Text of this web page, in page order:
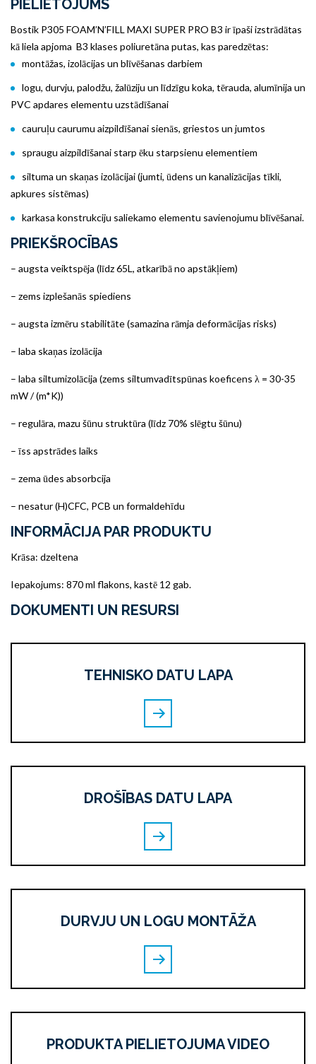
PIELIETOJUMS
Bostik P305 FOAM’N’FILL MAXI SUPER PRO B3 ir īpaši izstrādātas
kā liela apjoma B3 klases poliuretāna putas, kas paredzētas:
montāžas, izolācijas un blīvēšanas darbiem
logu, durvju, palodžu, žalūziju un līdzīgu koka, tērauda, alumīnija un
PVC apdares elementu uzstādīšanai
cauruļu caurumu aizpildīšanai sienās, griestos un jumtos
spraugu aizpildīšanai starp ēku starpsienu elementiem
siltuma un skaņas izolācijai (jumti, ūdens un kanalizācijas tīkli,
apkures sistēmas)
karkasa konstrukciju saliekamo elementu savienojumu blīvēšanai.
PRIEKŠROCĪBAS
– augsta veiktspēja (līdz 65L, atkarībā no apstākļiem)
– zems izplešanās spiediens
– augsta izmēru stabilitāte (samazina rāmja deformācijas risks)
– laba skaņas izolācija
– laba siltumizolācija (zems siltumvadītspūnas koeficens λ = 30-35
mW / (m*K))
– regulāra, mazu šūnu struktūra (līdz 70% slēgtu šūnu)
– īss apstrādes laiks
– zema ūdes absorbcija
– nesatur (H)CFC, PCB un formaldehīdu
INFORMĀCIJA PAR PRODUKTU
Krāsa: dzeltena
Iepakojums: 870 ml flakons, kastē 12 gab.
DOKUMENTI UN RESURSI
TEHNISKO DATU LAPA
DROŠĪBAS DATU LAPA
DURVJU UN LOGU MONTĀŽA
PRODUKTA PIELIETOJUMA VIDEO